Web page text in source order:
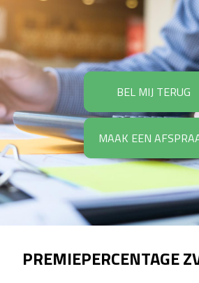
BEL MIJ TERUG
MAAK EEN
PREMIEPERCENTAGE